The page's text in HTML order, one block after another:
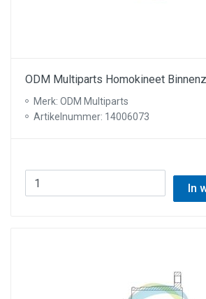
ODM Multiparts Homokineet
Merk: ODM Multiparts
Artikelnummer: 14006073
In